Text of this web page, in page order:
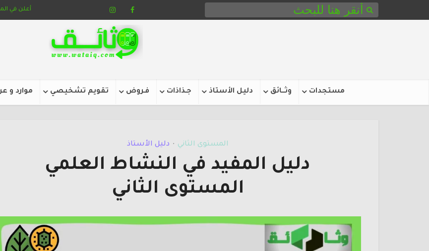
أعلن في
مستجدات وثـــائق دليل الأستاذ جـذاذات فـروض تقويم تشخيصي موارد و
المستوى الثاني • دليل الأستاذ
دليل المفيد في النشاط العلمي
المستوى الثاني